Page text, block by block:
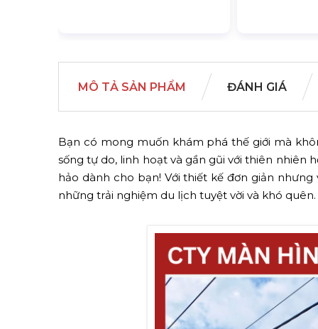
MÔ TẢ SẢN PHẨM ĐÁNH GIÁ
Bạn có mong muốn khám phá thế giới mà
sống tự do, linh hoạt và gần gũi với thiên nhiên
hảo dành cho bạn! Với thiết kế đơn giản
những trải nghiệm du lịch tuyệt vời và khó quên.